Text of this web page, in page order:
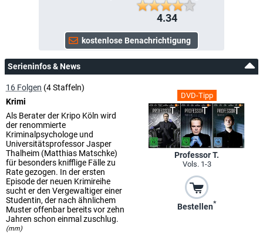
4.34
Serieninfos & News
DVD-Tipp
Professor T.
Vols. 1-3
Bestellen*
16 Folgen (4 Staffeln)
Krimi
Als Berater der Kripo Köln wird
der renommierte
Kriminalpsychologe und
Universitätsprofessor Jasper
Thalheim (Matthias Matschke)
für besonders knifflige Fälle zu
Rate gezogen. In der ersten
Episode der neuen Krimireihe
sucht er den Vergewaltiger einer
Studentin, der nach ähnlichem
Muster offenbar bereits vor zehn
Jahren schon einmal zuschlug.
(mm)